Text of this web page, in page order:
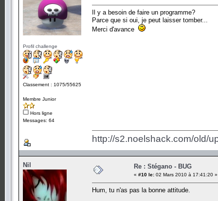
Profil challenge
Classement : 1075/55625
Membre Junior
Hors ligne
Messages: 64
Il y a besoin de faire un programme?
Parce que si oui, je peut laisser tomber...
Merci d'avance
http://s2.noelshack.com/old/
Nil Re : Stégano - BUG
« #10 le: 02 Mars 2010 à 17:41:20 »
Hum, tu n'as pas la bonne attitude.